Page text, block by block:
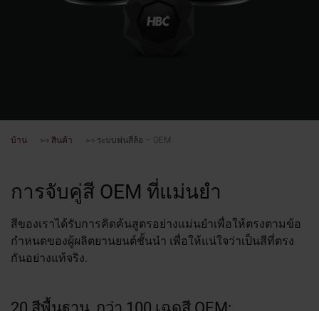
บ้าน »-» สินค้า »-» ระบบพ่นสีล้อ – OEM
การจับคู่สี OEM ที่แม่นยำ
สีของเราได้รับการคิดค้นสูตรอย่างแม่นยำเพื่อให้ตรงตามข้อ
กำหนดของผู้ผลิตยานยนต์ชั้นนำ เพื่อให้แน่ใจว่าเป็นสีที่ตรง
กันอย่างแท้จริง.